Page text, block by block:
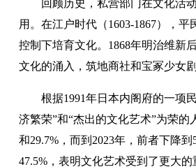
回顾历史，私营部门在文化活
用。在江户时代（1603-1867），平
控制下培育文化。1868年明治维新
文化的涌入，筑地商社和宝冢少女
根据1991年日本内阁府的一项
济繁荣”和“杰出的文化艺术”为荣的
和29.7%，而到2023年，前者下降到
47.5%，表明文化艺术受到了更大的